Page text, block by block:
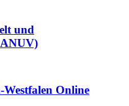
und
Online